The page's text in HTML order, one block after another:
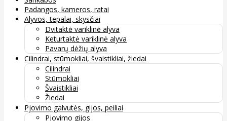
Padangos, kameros, ratai
Alyvos, tepalai, skysčiai
Dvitaktė variklinė alyva
Keturtaktė variklinė alyva
Pavarų dėžių alyva
Cilindrai, stūmokliai, švaistikliai, žiedai
Cilindrai
Stūmokliai
Švaistikliai
Žiedai
Pjovimo galvutės, gijos, peiliai
Pjovimo gijos